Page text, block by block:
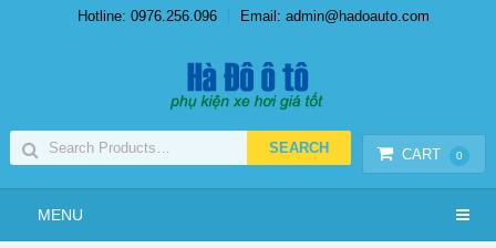
Hotline: 0976.256.096 Email: admin@hadoauto.com
CART 0
MENU